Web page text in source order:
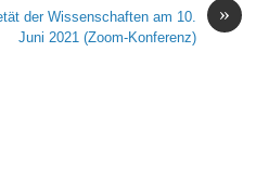
»
der Wissenschaften am 10.
Juni 2021 (Zoom-Konferenz)